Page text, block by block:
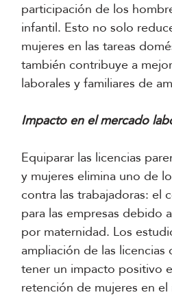
participación de los
infantil. Esto no solo
mujeres en las tareas
también contribuye a
laborales y familiares de
Impacto en el mercado
Equiparar las licencias
y mujeres elimina uno de
contra las trabajadoras: el
para las empresas debido
por maternidad. Los
ampliación de las
tener un impacto positivo
retención de mujeres en